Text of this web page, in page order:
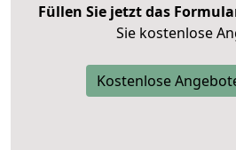
Füllen Sie jetzt das
Sie kostenlose
Kostenlose